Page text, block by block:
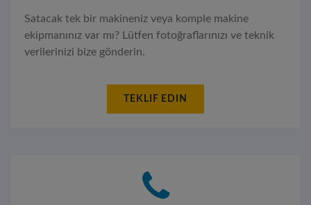
Satacak tek bir makineniz veya komple makine
ekipmanınız var mı? Lütfen fotoğraflarınızı ve teknik
verilerinizi bize gönderin.
TEKLIF EDIN